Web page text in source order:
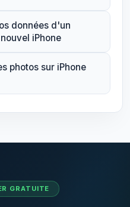
données d'un
iPhone
photos sur iPhone